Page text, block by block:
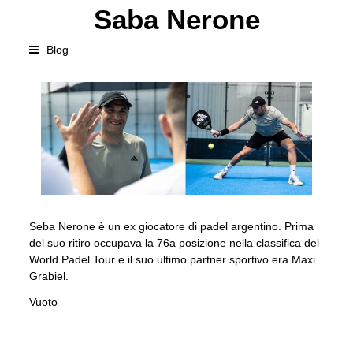
Saba Nerone
Blog
Seba Nerone è un ex giocatore di padel argentino. Prima
del suo ritiro occupava la 76a posizione nella classifica del
World Padel Tour e il suo ultimo partner sportivo era Maxi
Grabiel.
Vuoto